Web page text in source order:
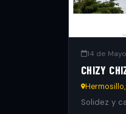
14 de
CHIZY
Solidez y